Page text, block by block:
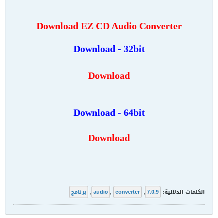
Download EZ CD Audio Converter
Download - 32bit
Download
Download - 64bit
Download
الكلمات الدلالية: 7.0.9
,
audio , converter
, برنامج